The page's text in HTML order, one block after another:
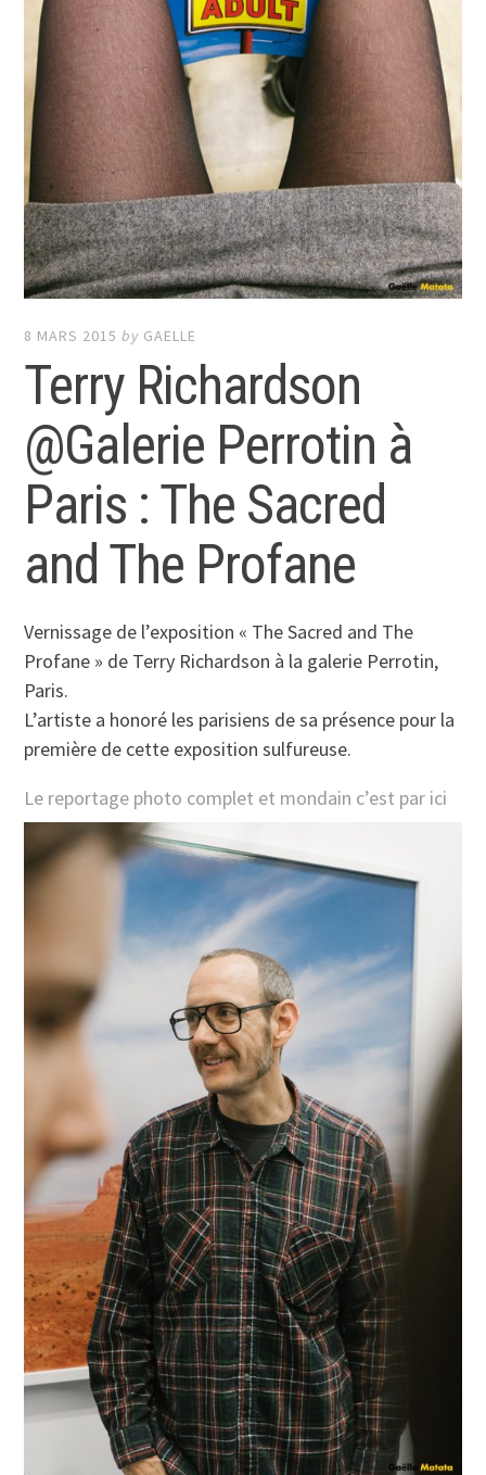
8 MARS 2015 by GAELLE
Terry Richardson
@Galerie Perrotin à
Paris : The Sacred
and The Profane
Vernissage de l’exposition « The Sacred and The
Profane » de Terry Richardson à la galerie Perrotin,
Paris.
L’artiste a honoré les parisiens de sa présence pour la
première de cette exposition sulfureuse.
Le reportage photo complet et mondain c’est par ici